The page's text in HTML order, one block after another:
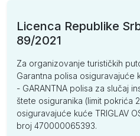
Licenca Republike
89/2021
Za organizovanje turističkih
Garantna polisa osiguravajuće
- GARANTNA polisa za slučaj
štete osiguranika (limit pokrića
osiguravajuće kuće TRIGLAV
broj 470000065393.